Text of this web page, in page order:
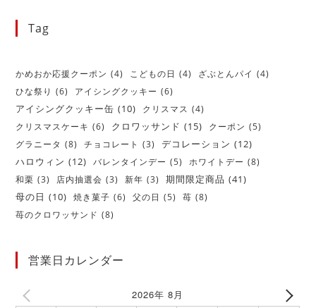
Tag
かめおか応援クーポン (4) こどもの日 (4) ざぶとんパイ (4)
ひな祭り (6) アイシングクッキー (6)
アイシングクッキー缶 (10) クリスマス (4)
クリスマスケーキ (6) クロワッサンド (15) クーポン (5)
グラニータ (8) チョコレート (3) デコレーション (12)
ハロウィン (12) バレンタインデー (5) ホワイトデー (8)
和栗 (3) 店内抽選会 (3) 新年 (3) 期間限定商品 (41)
母の日 (10) 焼き菓子 (6) 父の日 (5) 苺 (8)
苺のクロワッサンド (8)
営業日カレンダー
2026年 8月